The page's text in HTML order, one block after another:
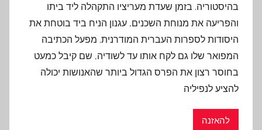
בהיסטוריה. בזמן שעדת מעריציו התקהלה ליד ביתו
והפריעה את מנוחת השכנים, עגנון הניח ביד בוטחת את
היסודות לספרות העברית המודרנית. מפעל הכתיבה
המפואר שלו גם לקח אותו עד לשודיה, שם קיבל כמעט
בחוסר רצון את הפרס הגדול ביותר שהאנושות יכולה
להציע לנפיליה
להאזנה